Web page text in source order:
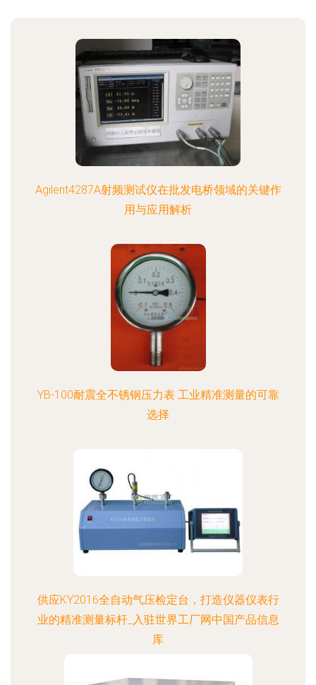
Agilent4287A射频测试仪在批发电桥领域的关键作
用与应用解析
YB-100耐震全不锈钢压力表 工业精准测量的可靠
选择
供应KY2016全自动气压检定台，打造仪器仪表行
业的精准测量标杆_入驻世界工厂网中国产品信息
库